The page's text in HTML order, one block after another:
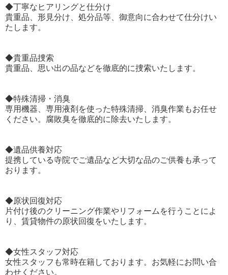
◆丁寧なヒアリングと仕分け
貴重品、形見分け、処分品等、御意向に合わせて仕分けい
たします。
◆貴重品捜索
貴重品、思い出の品などを徹底的に捜索いたします。
◆特殊清掃・消臭
専用機器、専用液剤を使った特殊清掃、消臭作業もお任せ
ください。腐敗臭を徹底的に除去いたします。
◆遺品供養対応
提携している寺院でご遺品など大切な品のご供養も承って
おります。
◆原状回復対応
片付け後のクリーニング作業やリフォームを行うことによ
り、賃貸物件の原状回復をいたします。
◆女性スタッフ対応
女性スタッフも常時在籍しております。お気軽にお問い合
わせください。